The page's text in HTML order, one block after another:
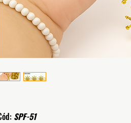
SPF-51